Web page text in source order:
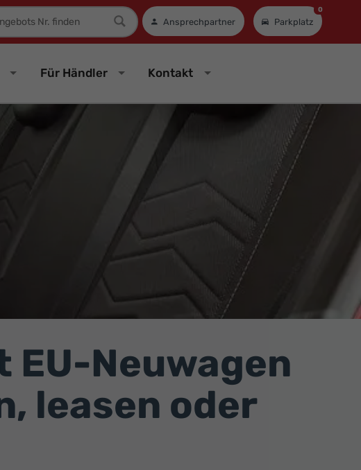
Ansprechpartner Parkplatz
0
Für Händler Kontakt
Neuwagen
leasen oder